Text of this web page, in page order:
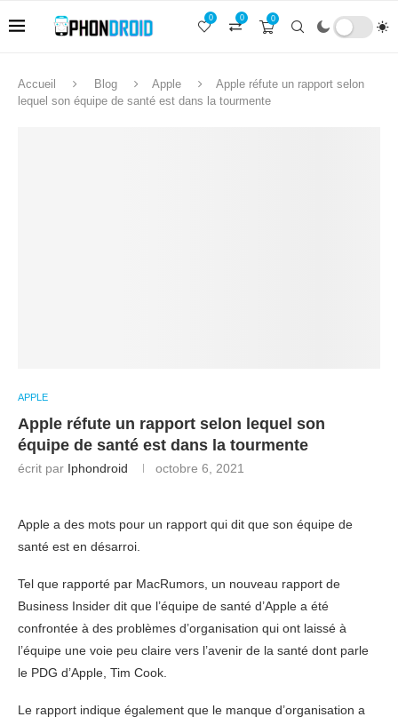
0
0
0
Accueil Blog Apple
Apple réfute un rapport selon
lequel son équipe de santé est dans la tourmente
APPLE
Apple réfute un rapport selon lequel son
équipe de santé est dans la tourmente
écrit par Iphondroid octobre 6, 2021
Apple a des mots pour un rapport qui dit que son équipe de
santé est en désarroi.
Tel que rapporté par MacRumors, un nouveau rapport de
Business Insider dit que l’équipe de santé d’Apple a été
confrontée à des problèmes d’organisation qui ont laissé à
l’équipe une voie peu claire vers l’avenir de la santé dont parle
le PDG d’Apple, Tim Cook.
Le rapport indique également que le manque d’organisation a